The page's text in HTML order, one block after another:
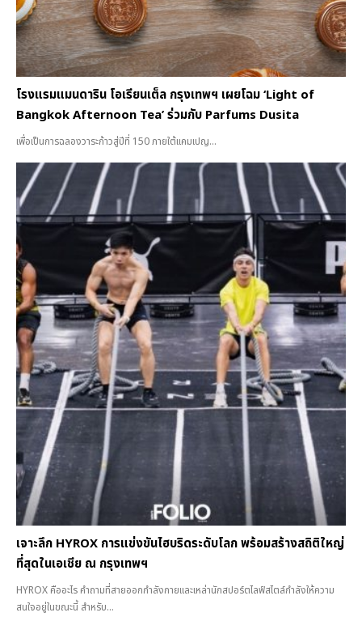
โรงแรมแมนดาริน โอเรียนเต็ล กรุงเทพฯ เผยโฉม ‘Light of
Bangkok Afternoon Tea’ ร่วมกับ Parfums Dusita
เพื่อเป็นการฉลองวาระก้าวสู่ปีที่ 150 ภายใต้แคมเปญ...
เจาะลึก HYROX การแข่งขันไฮบริดระดับโลก พร้อมสร้างสถิติใหญ่
ที่สุดในเอเชีย ณ กรุงเทพฯ
HYROX คืออะไร คำถามที่สายออกกำลังกายและเหล่านักสปอร์ตไลฟ์สไตล์กำลังให้ความ
สนใจอยู่ในขณะนี้ สำหรับ...